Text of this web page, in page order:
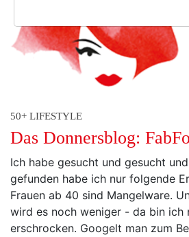
50+ LIFESTYLE
Das Donnersblog:
Ich habe gesucht und gesucht
gefunden habe ich nur folgende
Frauen ab 40 sind Mangelware.
wird es noch weniger - da bin ich
erschrocken. Googelt man zum